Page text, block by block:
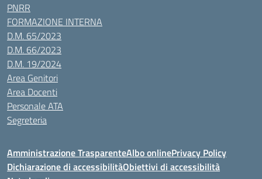
PNRR
FORMAZIONE INTERNA
D.M. 65/2023
D.M. 66/2023
D.M. 19/2024
Area Genitori
Area Docenti
Personale ATA
Segreteria
Amministrazione TrasparenteAlbo onlinePrivacy Policy
Dichiarazione di accessibilitàObiettivi di accessibilità